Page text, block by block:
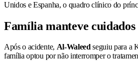
Unidos e Espanha, o quadro clínico do
Família manteve
Após o acidente, Al-Waleedseguiu para a
família optou por não interromper o